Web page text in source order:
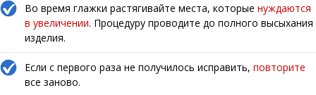
Во время глажки растягивайте места, которые нуждаются
в увеличении. Процедуру проводите до полного высыхания
изделия.
Если с первого раза не получилось исправить, повторите
все заново.